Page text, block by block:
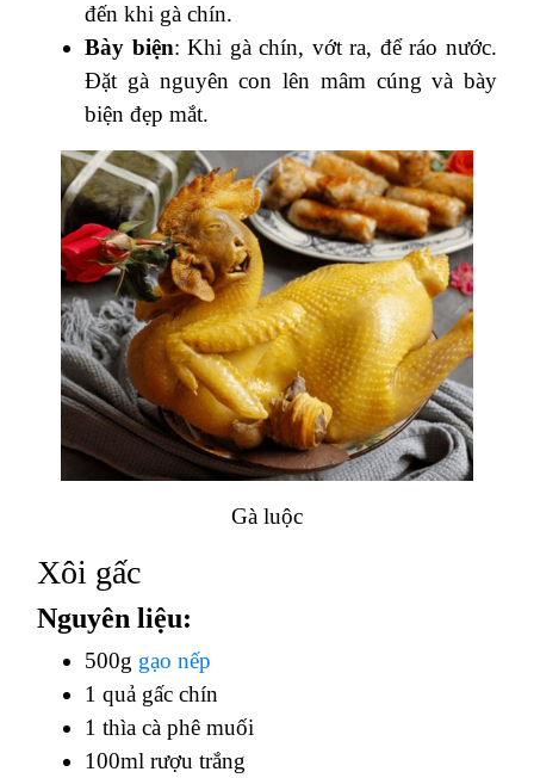
đến khi gà chín.
Bày biện: Khi gà chín, vớt ra, để ráo nước.
Đặt gà nguyên con lên mâm cúng và bày
biện đẹp mắt.
Gà luộc
Xôi gấc
Nguyên liệu:
500g gạo nếp
1 quả gấc chín
1 thìa cà phê muối
100ml rượu trắng